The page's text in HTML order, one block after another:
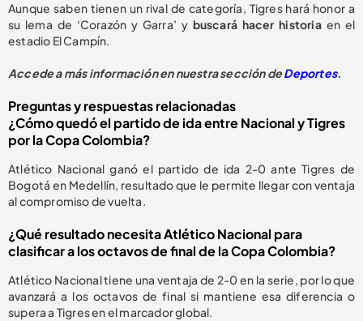
Aunque saben tienen un rival de categoría, Tigres hará honor a
su lema de ‘Corazón y Garra’ y buscará hacer historiaen el
estadio El Campín.
Accede a más información en nuestra sección deDeportes.
Preguntas y respuestas relacionadas
¿Cómo quedó el partido de ida entre Nacional y Tigres
por la Copa Colombia?
Atlético Nacional ganó el partido de ida 2-0 ante Tigres de
Bogotá en Medellín, resultado que le permite llegar con ventaja
al compromiso de vuelta.
¿Qué resultado necesita Atlético Nacional para
clasificar a los octavos de final de la Copa Colombia?
Atlético Nacional tiene una ventaja de 2-0 en la serie, por lo que
avanzará a los octavos de final si mantiene esa diferencia o
supera a Tigres en el marcador global.